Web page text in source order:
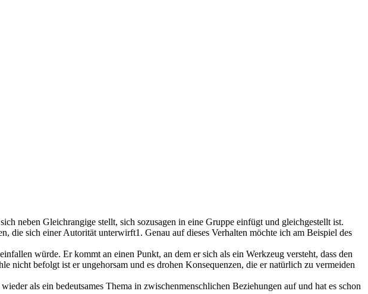
neben Gleichrangige stellt, sich sozusagen in eine Gruppe einfügt und gleichgestellt ist.
die sich einer Autorität unterwirft1. Genau auf dieses Verhalten möchte ich am Beispiel des
würde. Er kommt an einen Punkt, an dem er sich als ein Werkzeug versteht, dass den
nicht befolgt ist er ungehorsam und es drohen Konsequenzen, die er natürlich zu vermeiden
als ein bedeutsames Thema in zwischenmenschlichen Beziehungen auf und hat es schon